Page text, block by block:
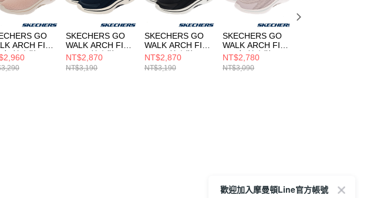
GO
ARCH FIT
健走鞋
SKECHERS GO
WALK ARCH FIT
2.0 男 健走鞋
216816BLU
NT$2,870
NT$3,190
SKECHERS GO
WALK ARCH FIT
2.0 男 健走鞋
216816BKW
NT$2,870
NT$3,190
SKECHERS GO
WALK ARCH FIT
2.0 女 健走鞋
125346WLVAQ
NT$2,780
NT$3,090
歡迎加入摩曼頓Line官方帳號